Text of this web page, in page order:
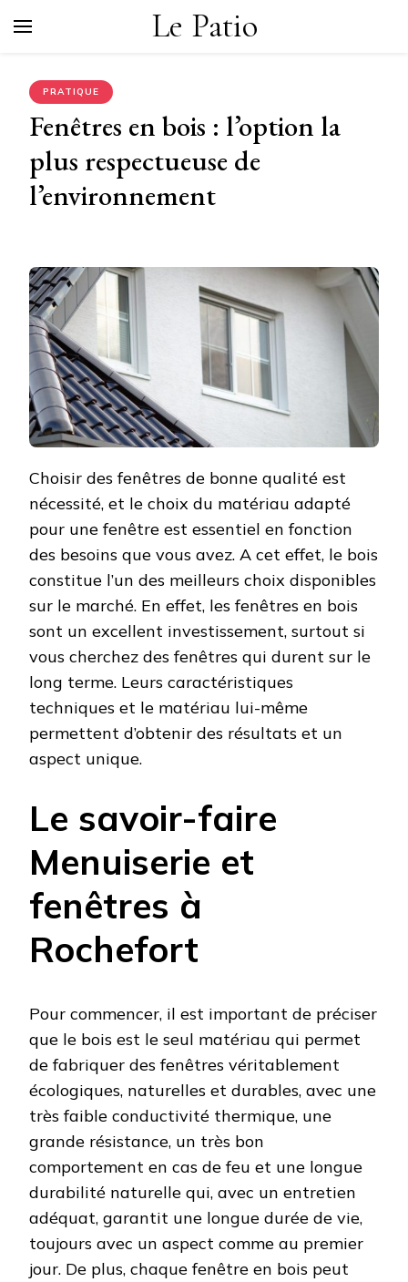
Le Patio
PRATIQUE
Fenêtres en bois : l’option la
plus respectueuse de
l’environnement
Choisir des fenêtres de bonne qualité est
nécessité, et le choix du matériau adapté
pour une fenêtre est essentiel en fonction
des besoins que vous avez. A cet effet, le bois
constitue l’un des meilleurs choix disponibles
sur le marché. En effet, les fenêtres en bois
sont un excellent investissement, surtout si
vous cherchez des fenêtres qui durent sur le
long terme. Leurs caractéristiques
techniques et le matériau lui-même
permettent d’obtenir des résultats et un
aspect unique.
Le savoir-faire
Menuiserie et
fenêtres à
Rochefort
Pour commencer, il est important de préciser
que le bois est le seul matériau qui permet
de fabriquer des fenêtres véritablement
écologiques, naturelles et durables, avec une
très faible conductivité thermique, une
grande résistance, un très bon
comportement en cas de feu et une longue
durabilité naturelle qui, avec un entretien
adéquat, garantit une longue durée de vie,
toujours avec un aspect comme au premier
jour. De plus, chaque fenêtre en bois peut